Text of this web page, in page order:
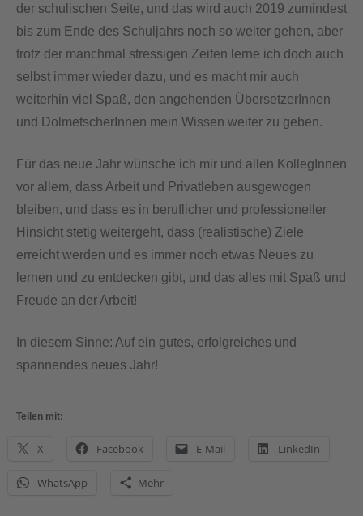
der schulischen Seite, und das wird auch 2019 zumindest
bis zum Ende des Schuljahrs noch so weiter gehen, aber
trotz der manchmal stressigen Zeiten lerne ich doch auch
selbst immer wieder dazu, und es macht mir auch
weiterhin viel Spaß, den angehenden ÜbersetzerInnen
und DolmetscherInnen mein Wissen weiter zu geben.
Für das neue Jahr wünsche ich mir und allen KollegInnen
vor allem, dass Arbeit und Privatleben ausgewogen
bleiben, und dass es in beruflicher und professioneller
Hinsicht stetig weitergeht, dass (realistische) Ziele
erreicht werden und es immer noch etwas Neues zu
lernen und zu entdecken gibt, und das alles mit Spaß und
Freude an der Arbeit!
In diesem Sinne: Auf ein gutes, erfolgreiches und
spannendes neues Jahr!
Teilen mit:
X Facebook E-Mail LinkedIn
WhatsApp Mehr